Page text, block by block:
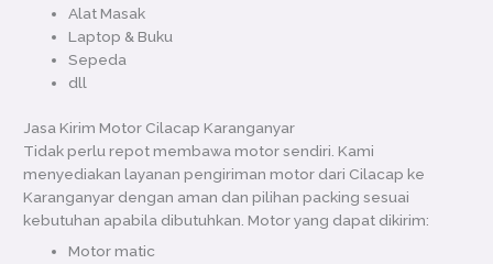
Alat Masak
Laptop & Buku
Sepeda
dll
Jasa Kirim Motor Cilacap Karanganyar
Tidak perlu repot membawa motor sendiri. Kami
menyediakan layanan pengiriman motor dari Cilacap ke
Karanganyar dengan aman dan pilihan packing sesuai
kebutuhan apabila dibutuhkan. Motor yang dapat dikirim:
Motor matic